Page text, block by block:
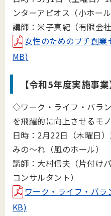
ンターアピオス（小ホール
講師：米子真紀（有限会
女性のためのプチ創
MB)
【令和5年度実施事業
◇ワーク・ライフ・バラ
を飛躍的に向上させるモ
日時：2月22日（木曜日
みの～れ（風のホール）
講師：大村信夫（片付け
コンサルタント）
ワーク・ライフ・バ
KB)